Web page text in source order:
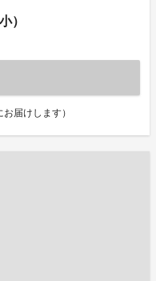
）
届けします）